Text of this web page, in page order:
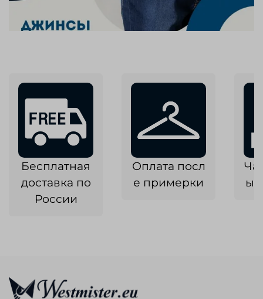
Бесплатная
доставка по
России
Оплата посл
е примерки